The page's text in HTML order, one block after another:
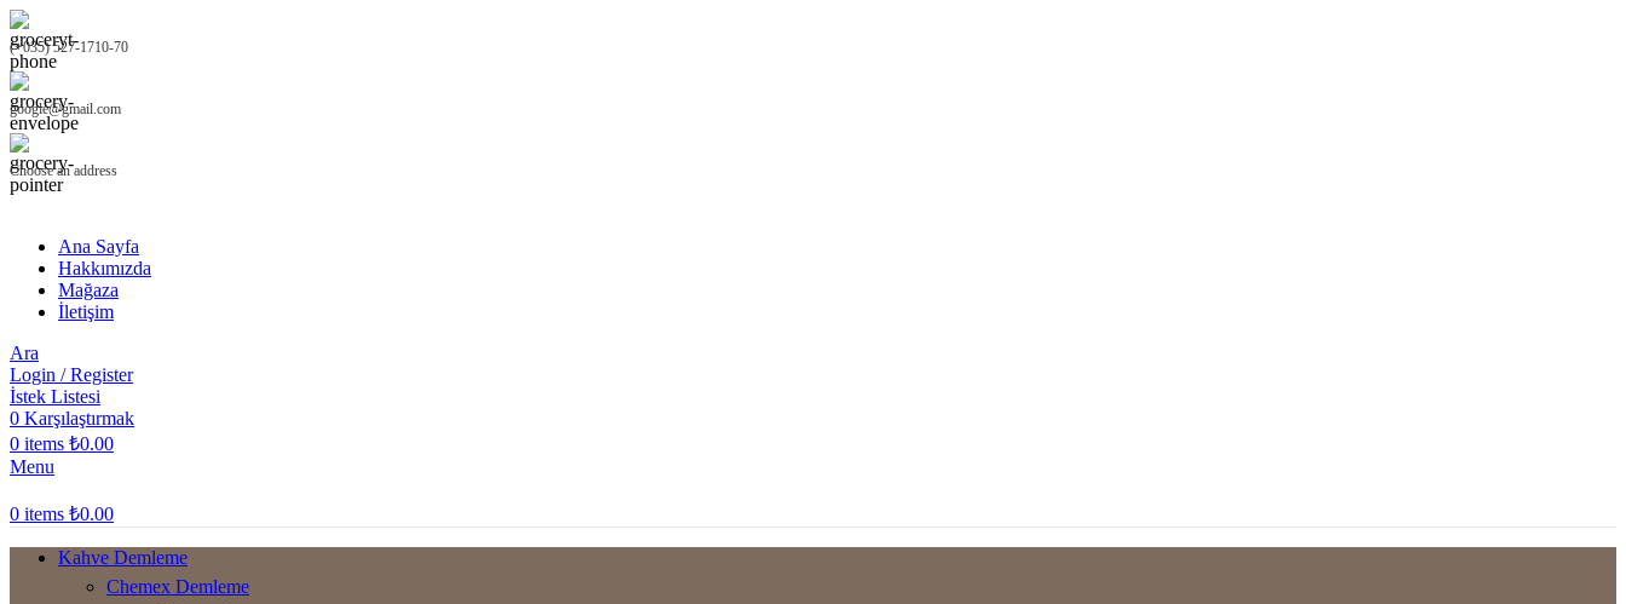
(+035) 527-1710-70
google@gmail.com
Choose an address
Ana Sayfa
Hakkımızda
Mağaza
İletişim
Ara
Login / Register
İstek Listesi
0 Karşılaştırmak
0 items ₺0.00
Menu
0 items ₺0.00
Kahve Demleme
Chemex Demleme